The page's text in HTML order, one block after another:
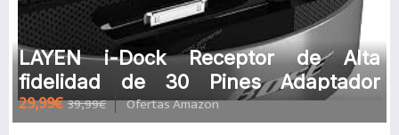
LAYEN i-Dock Receptor de Alta
fidelidad de 30 Pines Adaptador
Bluetooth Música estéreo inalámbric
29,99€ 39,99€ Ofertas Amazon